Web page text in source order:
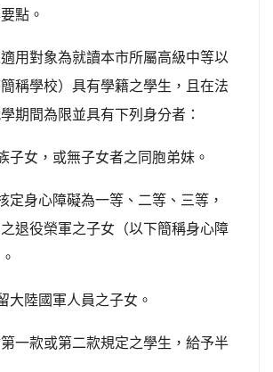
點。
用對象為就讀本市所屬高級中等以
稱學校）具有學籍之學生，且在法
期間為限並具有下列身分者：
子女，或無子女者之同胞弟妹。
定身心障礙為一等、二等、三等，
退役榮軍之子女（以下簡稱身心障
大陸國軍人員之子女。
一款或第二款規定之學生，給予半